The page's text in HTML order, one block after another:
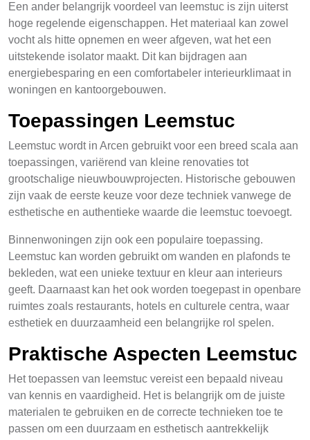
Een ander belangrijk voordeel van leemstuc is zijn uiterst
hoge regelende eigenschappen. Het materiaal kan zowel
vocht als hitte opnemen en weer afgeven, wat het een
uitstekende isolator maakt. Dit kan bijdragen aan
energiebesparing en een comfortabeler interieurklimaat in
woningen en kantoorgebouwen.
Toepassingen Leemstuc
Leemstuc wordt in Arcen gebruikt voor een breed scala aan
toepassingen, variërend van kleine renovaties tot
grootschalige nieuwbouwprojecten. Historische gebouwen
zijn vaak de eerste keuze voor deze techniek vanwege de
esthetische en authentieke waarde die leemstuc toevoegt.
Binnenwoningen zijn ook een populaire toepassing.
Leemstuc kan worden gebruikt om wanden en plafonds te
bekleden, wat een unieke textuur en kleur aan interieurs
geeft. Daarnaast kan het ook worden toegepast in openbare
ruimtes zoals restaurants, hotels en culturele centra, waar
esthetiek en duurzaamheid een belangrijke rol spelen.
Praktische Aspecten Leemstuc
Het toepassen van leemstuc vereist een bepaald niveau
van kennis en vaardigheid. Het is belangrijk om de juiste
materialen te gebruiken en de correcte technieken toe te
passen om een duurzaam en esthetisch aantrekkelijk